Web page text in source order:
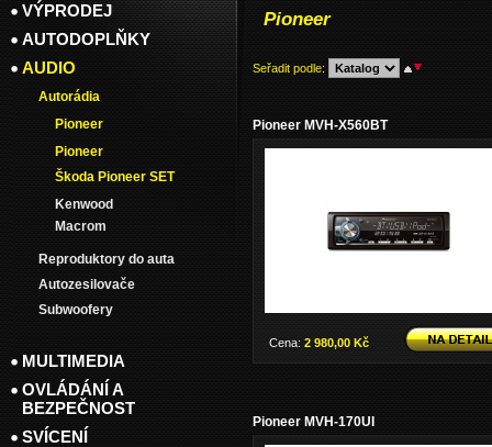
Pioneer
Seřadit podle:
Pioneer MVH-X560BT
Cena: 2 980,00 Kč
Pioneer MVH-170UI
VÝPRODEJ
AUTODOPLŇKY
AUDIO
Autorádia
Pioneer
Pioneer
Škoda Pioneer SET
Kenwood
Macrom
Reproduktory do auta
Autozesilovače
Subwoofery
MULTIMEDIA
OVLÁDÁNÍ A
BEZPEČNOST
SVÍCENÍ